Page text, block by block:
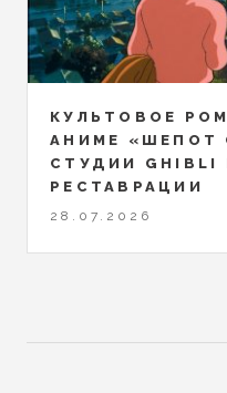
КУЛЬТОВОЕ
АНИМЕ «ШЕПОТ
СТУДИИ GHIBLI
РЕСТАВРАЦИИ
28.07.2026